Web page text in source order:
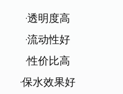
·透明度高
·流动性好
·性价比高
·保水效果好